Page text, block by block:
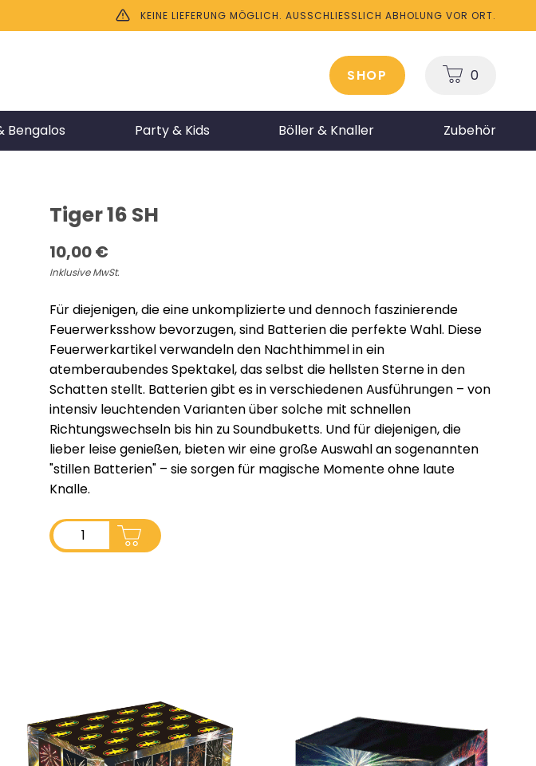
KEINE LIEFERUNG MÖGLICH. AUSSCHLIESSLICH ABHOLUNG VOR ORT.
SHOP 0
Bengalos Party & Kids Böller & Knaller Zubehör
Tiger 16 SH
10,00€
Inklusive MwSt.
Für diejenigen, die eine unkomplizierte und dennoch faszinierende
Feuerwerksshow bevorzugen, sind Batterien die perfekte Wahl. Diese
Feuerwerkartikel verwandeln den Nachthimmel in ein
atemberaubendes Spektakel, das selbst die hellsten Sterne in den
Schatten stellt. Batterien gibt es in verschiedenen Ausführungen – von
intensiv leuchtenden Varianten über solche mit schnellen
Richtungswechseln bis hin zu Soundbuketts. Und für diejenigen, die
lieber leise genießen, bieten wir eine große Auswahl an sogenannten
"stillen Batterien" – sie sorgen für magische Momente ohne laute
Knalle.